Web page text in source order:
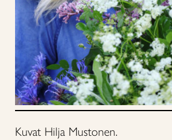
Kuvat Hilja Mustonen.